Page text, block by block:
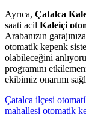
Ayrıca, Çatalca
saati acil Kaleiçi
Arabanızın
otomatik kepenk
olabileceğini
programını
ekibimiz onarımı
Çatalca ilçesi
mahallesi otomatik